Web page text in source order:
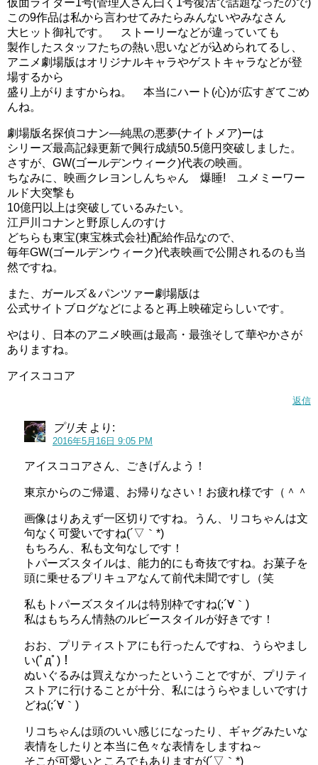
その後は学校に行こうとするもの遅刻しそうに…。
みらいちゃんが魔法を使おうと促しますが、教頭先生に禁
止されているので、最初は拒否。
…しかし、このままでは遅刻確実ということで魔法を使う
ことに…。
まあ、結局魔法を使ったところは見られてしましましたが
(^^;
スポンサーリンク
この9作品は私から言わせてみたらみんないやみなさん
大ヒット御礼です。 ストーリーなどが違っていても
製作したスタッフたちの熱い思いなどが込められてるし、
アニメ劇場版はオリジナルキャラやゲストキャラなどが登
場するから
盛り上がりますからね。 本当にハート(心)が広すぎてごめ
んね。
劇場版名探偵コナン―純黒の悪夢(ナイトメア)ーは
シリーズ最高記録更新で興行成績50.5億円突破しました。
さすが、GW(ゴールデンウィーク)代表の映画。
ちなみに、映画クレヨンしんちゃん 爆睡! ユメミーワー
ルド大突撃も
10億円以上は突破しているみたい。
江戸川コナンと野原しんのすけ
どちらも東宝(東宝株式会社)配給作品なので、
毎年GW(ゴールデンウィーク)代表映画で公開されるのも当
然ですね。
また、ガールズ＆パンツァー劇場版は
公式サイトブログなどによると再上映確定らしいです。
やはり、日本のアニメ映画は最高・最強そして華やかさが
ありますね。
アイスココア
返信
プリ夫 より:
2016年5月16日 9:05 PM
アイスココアさん、ごきげんよう！
東京からのご帰還、お帰りなさい！お疲れ様です（＾＾
画像はりあえず一区切りですね。うん、リコちゃんは文
句なく可愛いですね(´▽｀*)
もちろん、私も文句なしです！
トパーズスタイルは、能力的にも奇抜ですね。お菓子を
頭に乗せるプリキュアなんて前代未聞ですし（笑
私もトパーズスタイルは特別枠ですね(;´∀｀)
私はもちろん情熱のルビースタイルが好きです！
おお、プリティストアにも行ったんですね、うらやまし
い(ﾟдﾟ)！
ぬいぐるみは買えなかったということですが、プリティ
ストアに行けることが十分、私にはうらやましいですけ
どね(;´∀｀)
リコちゃんは頭のいい感じになったり、ギャグみたいな
表情をしたりと本当に色々な表情をしますね～
そこが可愛いところでもありますが(´▽｀*)